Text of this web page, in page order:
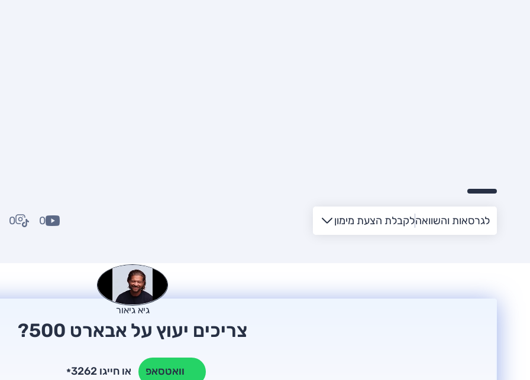
לגרסאות והשוואהלקבלת הצעת מימון 0
0
גיא גיאור
צריכים יעוץ על אבארט 500?
וואטסאפ * או חייגו 3262